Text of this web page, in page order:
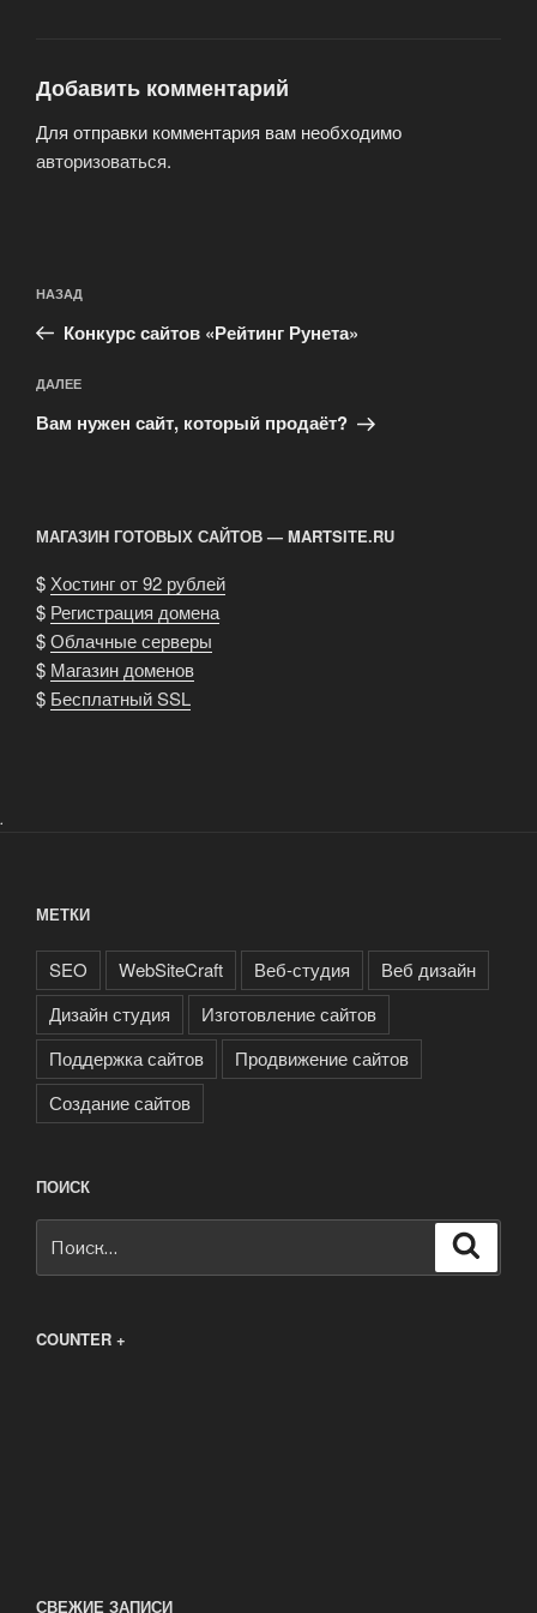
Добавить комментарий
Для отправки комментария вам необходимо
авторизоваться.
по
записям
Предыдущая
запись:
НАЗАД
Конкурс сайтов «Рейтинг Рунета»
Следующая
запись
ДАЛЕЕ
Вам нужен сайт, который продаёт?
МАГАЗИН ГОТОВЫХ САЙТОВ — MARTSITE.RU
$ Хостинг от 92 рублей
$ Регистрация домена
$Облачные серверы
$ Магазин доменов
$ Бесплатный SSL
.
МЕТКИ
SEO WebSiteCraft Веб-студия
Веб дизайн
Дизайн студия
Изготовление сайтов
Поддержка сайтов
Продвижение сайтов
Создание сайтов
ПОИСК
COUNTER +
СВЕЖИЕ ЗАПИСИ